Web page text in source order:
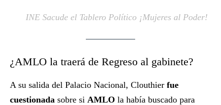
INE Sacude el Tablero Político ¡Mujeres al Poder!
¿AMLO la traerá de Regreso al gabinete?
A su salida del Palacio Nacional, Clouthier fue
cuestionada sobre si AMLO la había buscado para